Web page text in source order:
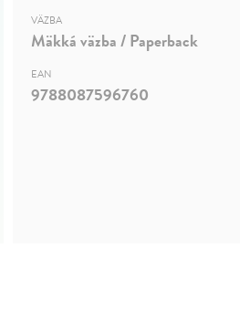
VÄZBA
Mäkká väzba / Paperback
EAN
9788087596760